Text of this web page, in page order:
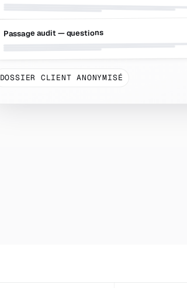
Passage audit — questions
DOSSIER CLIENT ANONYMISÉ